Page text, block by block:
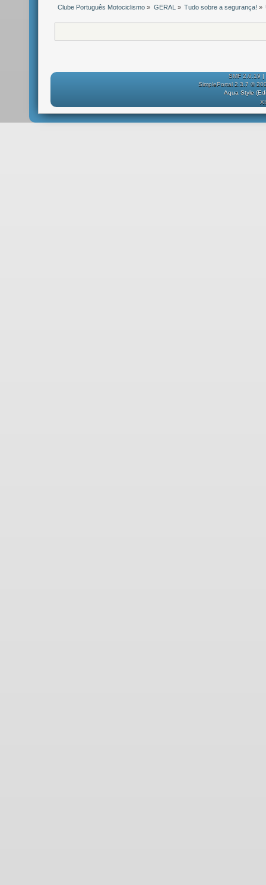
Clube Português Motociclismo » GERAL » Tudo sobre a segurança! »
SMF 2.0.19 |
SimplePortal 2.3.7 ©
Aqua Style